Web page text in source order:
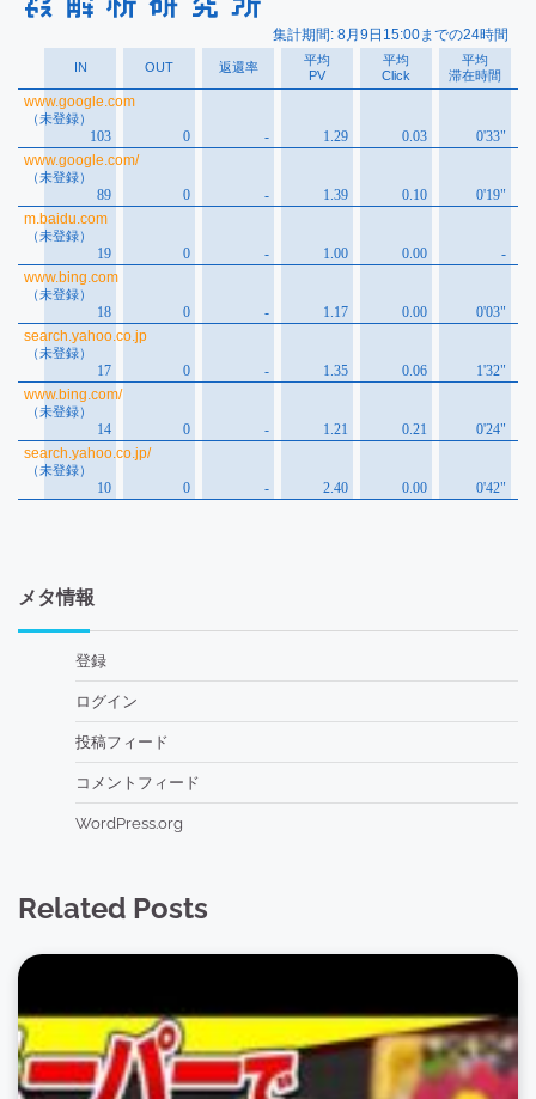
メタ情報
登録
ログイン
投稿フィード
コメントフィード
WordPress.org
Related Posts